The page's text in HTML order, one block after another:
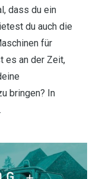
dass du ein
du auch die
für
es an der Zeit,
bringen? In